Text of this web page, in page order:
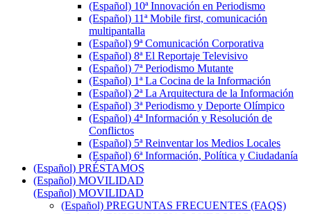
(Español) 10ª Innovación en Periodismo
(Español) 11ª Mobile first, comunicación
multipantalla
(Español) 9ª Comunicación Corporativa
(Español) 8ª El Reportaje Televisivo
(Español) 7ª Periodismo Mutante
(Español) 1ª La Cocina de la Información
(Español) 2ª La Arquitectura de la Información
(Español) 3ª Periodismo y Deporte Olímpico
(Español) 4ª Información y Resolución de
Conflictos
(Español) 5ª Reinventar los Medios Locales
(Español) 6ª Información, Política y Ciudadanía
(Español) PRÉSTAMOS
(Español) MOVILIDAD
(Español) MOVILIDAD
(Español) PREGUNTAS FRECUENTES (FAQS)